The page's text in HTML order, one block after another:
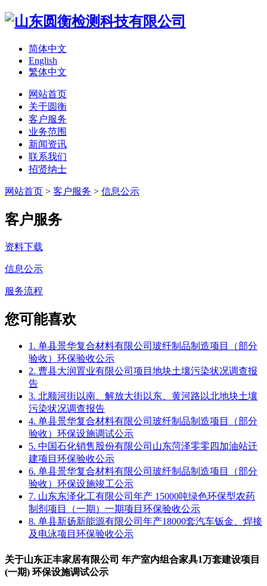
简体中文
English
繁体中文
网站首页
关于圆衡
客户服务
业务范围
新闻资讯
联系我们
招贤纳士
网站首页 > 客户服务 > 信息公示
客户服务
资料下载
信息公示
服务流程
您可能喜欢
1. 单县景华复合材料有限公司玻纤制品制造项目（部分
验收）环保验收公示
2. 曹县大润置业有限公司项目地块土壤污染状况调查报
告
3. 北顺河街以南、解放大街以东、黄河路以北地块土壤
污染状况调查报告
4. 单县景华复合材料有限公司玻纤制品制造项目（部分
验收）环保设施调试公示
5. 中国石化销售股份有限公司山东菏泽零零四加油站迁
建项目环保验收公示
6. 单县景华复合材料有限公司玻纤制品制造项目（部分
验收）环保设施竣工公示
7. 山东东泽化工有限公司年产 15000吨绿色环保型农药
制剂项目（一期）一期项目环保验收公示
8. 单县新扬新能源有限公司年产18000套汽车钣金、焊接
及电泳项目环保验收公示
关于山东正丰家居有限公司 年产室内组合家具1万套建设项目
(一期) 环保设施调试公示